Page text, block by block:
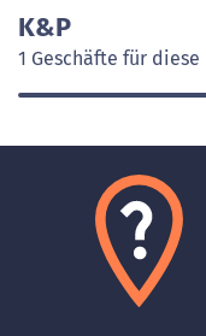
K&P
1 Geschäfte für